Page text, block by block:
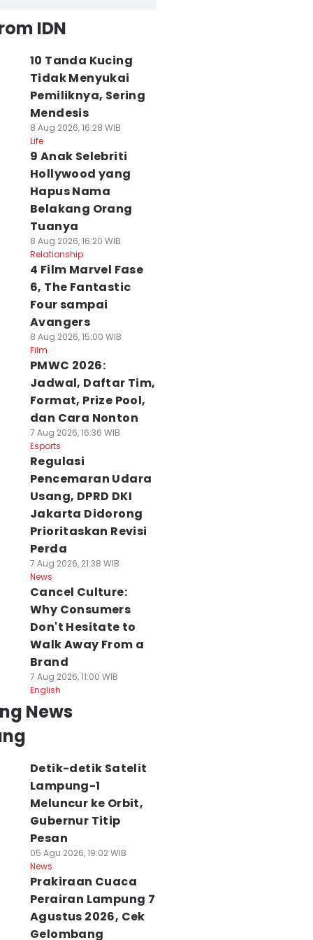
IDN
10 Tanda Kucing
Tidak Menyukai
Pemiliknya, Sering
Mendesis
8 Aug 2026, 16:28 WIB
Life
9 Anak Selebriti
Hollywood yang
Hapus Nama
Belakang Orang
Tuanya
8 Aug 2026, 16:20 WIB
Relationship
4 Film Marvel Fase
6, The Fantastic
Four sampai
Avangers
8 Aug 2026, 15:00 WIB
Film
PMWC 2026:
Jadwal, Daftar Tim,
Format, Prize Pool,
dan Cara Nonton
7 Aug 2026, 16:36 WIB
Esports
Regulasi
Pencemaran Udara
Usang, DPRD DKI
Jakarta Didorong
Prioritaskan Revisi
Perda
7 Aug 2026, 21:38 WIB
News
Cancel Culture:
Why Consumers
Don't Hesitate to
Walk Away From a
Brand
7 Aug 2026, 11:00 WIB
English
News
Detik-detik Satelit
Lampung-1
Meluncur ke Orbit,
Gubernur Titip
Pesan
05 Agu 2026, 19:02 WIB
News
Prakiraan Cuaca
Perairan Lampung 7
Agustus 2026, Cek
Gelombang